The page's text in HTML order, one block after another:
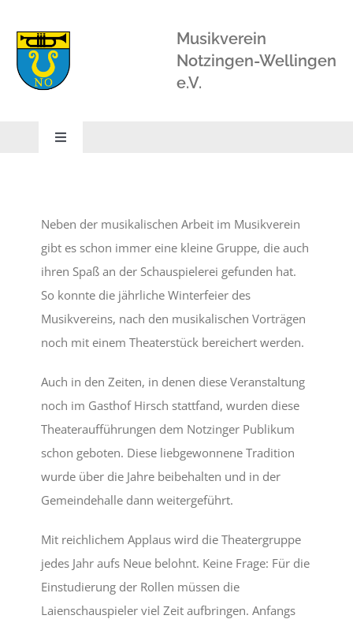
Inhalt
springen
Musikverein
Notzingen-Wellingen
e.V.
Toggle
ORCHESTER
BLÄSERSCHULE
BLÄSERKLASSE
DÄTSCHERFEST
TERMINE
DER VEREIN
ANSPRECHPARTNER
BILDERGALERIE
Neben der musikalischen Arbeit im Musikverein
gibt es schon immer eine kleine Gruppe, die auch
ihren Spaß an der Schauspielerei gefunden hat.
So konnte die jährliche Winterfeier des
Musikvereins, nach den musikalischen Vorträgen
noch mit einem Theaterstück bereichert werden.
Auch in den Zeiten, in denen diese Veranstaltung
noch im Gasthof Hirsch stattfand, wurden diese
Theateraufführungen dem Notzinger Publikum
schon geboten. Diese liebgewonnene Tradition
wurde über die Jahre beibehalten und in der
Gemeindehalle dann weitergeführt.
Mit reichlichem Applaus wird die Theatergruppe
jedes Jahr aufs Neue belohnt. Keine Frage: Für die
Einstudierung der Rollen müssen die
Laienschauspieler viel Zeit aufbringen. Anfangs